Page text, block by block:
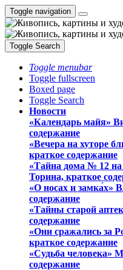
Toggle navigation
Toggle Search
Toggle menubar
Toggle fullscreen
Boxed page
Toggle Search
Новости
«Календарь майя»
содержание
«Вечера на хуторе
краткое содержание
«Тайна дома № 12
Торина, краткое
«О носах и замка́х»
содержание
«Тайны старой
содержание
«Они сражались за
краткое содержание
«Судьба человека»
содержание